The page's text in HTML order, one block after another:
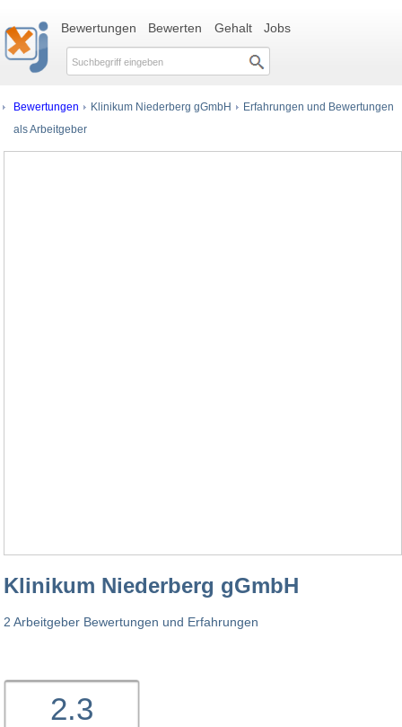
Bewertungen Bewerten Gehalt Jobs
Bewertungen Klinikum Niederberg gGmbH Erfahrungen und Bewertungen
als Arbeitgeber
Klinikum Niederberg gGmbH
2 Arbeitgeber Bewertungen und Erfahrungen
2.3